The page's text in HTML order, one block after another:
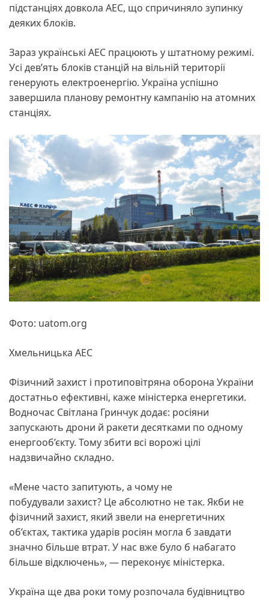
підстанціях довкола АЕС, що спричиняло зупинку
деяких блоків.
Зараз українські АЕС працюють у штатному режимі.
Усі дев’ять блоків станцій на вільній території
генерують електроенергію. Україна успішно
завершила планову ремонтну кампанію на атомних
станціях.
Фото: uatom.org
Хмельницька АЕС
Фізичний захист і протиповітряна оборона України
достатньо ефективні, каже міністерка енергетики.
Водночас Світлана Гринчук додає: росіяни
запускають дрони й ракети десятками по одному
енергооб’єкту. Тому збити всі ворожі цілі
надзвичайно складно.
«Мене часто запитують, а чому не
побудували захист? Це абсолютно не так. Якби не
фізичний захист, який звели на енергетичних
об’єктах, тактика ударів росіян могла б завдати
значно більше втрат. У нас вже було б набагато
більше відключень», — переконує міністерка.
Україна ще два роки тому розпочала будівництво